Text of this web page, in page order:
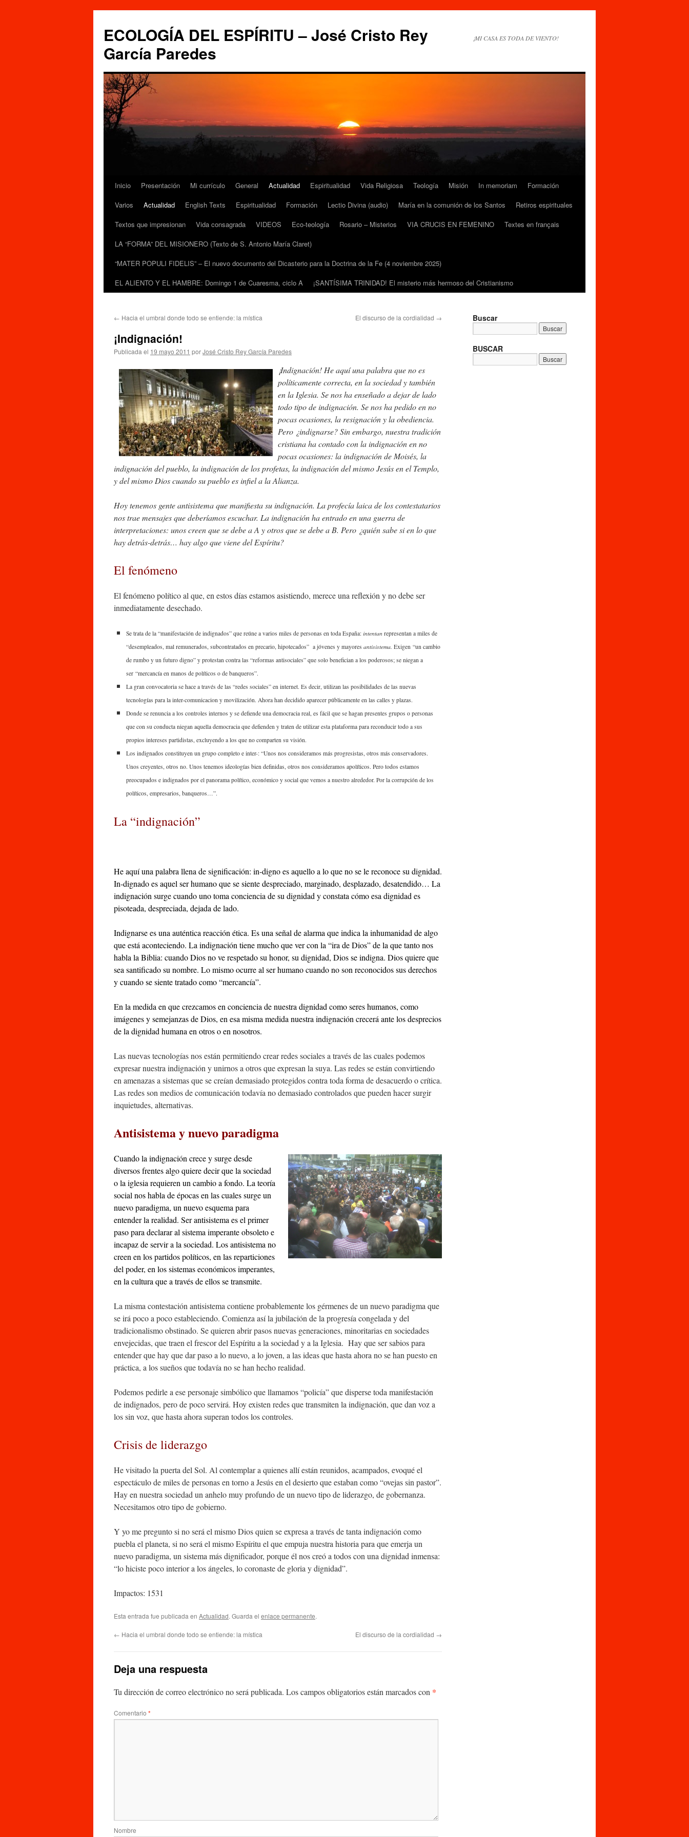
contenido
ECOLOGÍA DEL ESPÍRITU – José Cristo Rey
García Paredes
¡MI CASA ES TODA DE VIENTO!
Inicio Presentación Mi currículo General Actualidad Espiritualidad Vida Religiosa Teología Misión In memoriam
Formación
Varios
Actualidad English Texts Espiritualidad Formación Lectio Divina (audio) María en la comunión de los Santos
Retiros espirituales
Textos que impresionan
Vida consagrada VIDEOS Eco-teología Rosario – Misterios VIA CRUCIS EN FEMENINO
Textes en français
LA “FORMA” DEL MISIONERO (Texto de S. Antonio María Claret)
“MATER POPULI FIDELIS” – El nuevo documento del Dicasterio para la Doctrina de la Fe (4 noviembre 2025)
EL ALIENTO Y EL HAMBRE: Domingo 1 de Cuaresma, ciclo A
¡SANTÍSIMA TRINIDAD! El misterio más hermoso del Cristianismo
← Hacia el umbral donde todo se entiende: la mística El discurso de la cordialidad →
¡Indignación!
Publicada el 19 mayo 2011 porJosé Cristo Rey García Paredes
¡Indignación! He aquí una palabra que no es
políticamente correcta, en la sociedad y también
en la Iglesia. Se nos ha enseñado a dejar de lado
todo tipo de indignación. Se nos ha pedido en no
pocas ocasiones, la resignación y la obediencia.
Pero ¿indignarse? Sin embargo, nuestra tradición
cristiana ha contado con la indignación en no
pocas ocasiones: la indignación de Moisés, la
indignación del pueblo, la indignación de los profetas, la indignación del mismo Jesús en el Templo,
y del mismo Dios cuando su pueblo es infiel a la Alianza.
Hoy tenemos gente antisistema que manifiesta su indignación. La profecía laica de los contestatarios
nos trae mensajes que deberíamos escuchar. La indignación ha entrado en una guerra de
interpretaciones: unos creen que se debe a A y otros que se debe a B. Pero ¿quién sabe si en lo que
hay detrás-detrás… hay algo que viene del Espíritu?
El fenómeno
El fenómeno político al que, en estos días estamos asistiendo, merece una reflexión y no debe ser
inmediatamente desechado.
Se trata de la “manifestación de indignados” que reúne a varios miles de personas en toda España: intentan representan a miles de
“desempleados, mal remunerados, subcontratados en precario, hipotecados” a jóvenes y mayores antisistema. Exigen “un cambio
de rumbo y un futuro digno” y protestan contra las “reformas antisociales” que solo benefician a los poderosos; se niegan a
ser “mercancía en manos de políticos o de banqueros”.
La gran convocatoria se hace a través de las “redes sociales” en internet. Es decir, utilizan las posibilidades de las nuevas
tecnologías para la inter-comunicacion y movilización. Ahora han decidido aparecer públicamente en las calles y plazas.
Donde se renuncia a los controles internos y se defiende una democracia real, es fácil que se hagan presentes grupos o personas
que con su conducta niegan aquella democracia que defienden y traten de utilizar esta plataforma para reconducir todo a sus
propios intereses partidistas, excluyendo a los que no comparten su visión.
Los indignados constituyen un grupo completo e inter-: “Unos nos consideramos más progresistas, otros más conservadores.
Unos creyentes, otros no. Unos tenemos ideologías bien definidas, otros nos consideramos apolíticos. Pero todos estamos
preocupados e indignados por el panorama político, económico y social que vemos a nuestro alrededor. Por la corrupción de los
políticos, empresarios, banqueros…”.
La “indignación”
He aquí una palabra llena de significación: in-digno es aquello a lo que no se le reconoce su dignidad.
In-dignado es aquel ser humano que se siente despreciado, marginado, desplazado, desatendido… La
indignación surge cuando uno toma conciencia de su dignidad y constata cómo esa dignidad es
pisoteada, despreciada, dejada de lado.
Indignarse es una auténtica reacción ética. Es una señal de alarma que indica la inhumanidad de algo
que está aconteciendo. La indignación tiene mucho que ver con la “ira de Dios” de la que tanto nos
habla la Biblia: cuando Dios no ve respetado su honor, su dignidad, Dios se indigna. Dios quiere que
sea santificado su nombre. Lo mismo ocurre al ser humano cuando no son reconocidos sus derechos
y cuando se siente tratado como “mercancía”.
En la medida en que crezcamos en conciencia de nuestra dignidad como seres humanos, como
imágenes y semejanzas de Dios, en esa misma medida nuestra indignación crecerá ante los desprecios
de la dignidad humana en otros o en nosotros.
Las nuevas tecnologías nos están permitiendo crear redes sociales a través de las cuales podemos
expresar nuestra indignación y unirnos a otros que expresan la suya. Las redes se están convirtiendo
en amenazas a sistemas que se creían demasiado protegidos contra toda forma de desacuerdo o crítica.
Las redes son medios de comunicación todavía no demasiado controlados que pueden hacer surgir
inquietudes, alternativas.
Antisistema y nuevo paradigma
Cuando la indignación crece y surge desde
diversos frentes algo quiere decir que la sociedad
o la iglesia requieren un cambio a fondo. La teoría
social nos habla de épocas en las cuales surge un
nuevo paradigma, un nuevo esquema para
entender la realidad. Ser antisistema es el primer
paso para declarar al sistema imperante obsoleto e
incapaz de servir a la sociedad. Los antisistema no
creen en los partidos políticos, en las reparticiones
del poder, en los sistemas económicos imperantes,
en la cultura que a través de ellos se transmite.
La misma contestación antisistema contiene probablemente los gérmenes de un nuevo paradigma que
se irá poco a poco estableciendo. Comienza así la jubilación de la progresía congelada y del
tradicionalismo obstinado. Se quieren abrir pasos nuevas generaciones, minoritarias en sociedades
envejecidas, que traen el frescor del Espíritu a la sociedad y a la Iglesia. Hay que ser sabios para
entender que hay que dar paso a lo nuevo, a lo joven, a las ideas que hasta ahora no se han puesto en
práctica, a los sueños que todavía no se han hecho realidad.
Podemos pedirle a ese personaje simbólico que llamamos “policía” que disperse toda manifestación
de indignados, pero de poco servirá. Hoy existen redes que transmiten la indignación, que dan voz a
los sin voz, que hasta ahora superan todos los controles.
Crisis de liderazgo
He visitado la puerta del Sol. Al contemplar a quienes allí están reunidos, acampados, evoqué el
espectáculo de miles de personas en torno a Jesús en el desierto que estaban como “ovejas sin pastor”.
Hay en nuestra sociedad un anhelo muy profundo de un nuevo tipo de liderazgo, de gobernanza.
Necesitamos otro tipo de gobierno.
Y yo me pregunto si no será el mismo Dios quien se expresa a través de tanta indignación como
puebla el planeta, si no será el mismo Espíritu el que empuja nuestra historia para que emerja un
nuevo paradigma, un sistema más dignificador, porque él nos creó a todos con una dignidad inmensa:
“lo hiciste poco interior a los ángeles, lo coronaste de gloria y dignidad”.
Impactos: 1531
Esta entrada fue publicada en Actualidad. Guarda el enlace permanente.
← Hacia el umbral donde todo se entiende: la mística El discurso de la cordialidad →
Deja una respuesta
Tu dirección de correo electrónico no será publicada. Los campos obligatorios están marcados con *
Comentario *
Nombre
Buscar
BUSCAR